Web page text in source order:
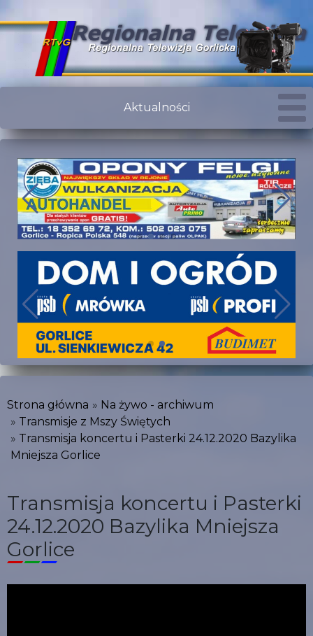
Aktualności
Strona główna
Na żywo - archiwum
Transmisje z Mszy Świętych
Transmisja koncertu i Pasterki 24.12.2020 Bazylika
Mniejsza Gorlice
Transmisja koncertu i Pasterki
24.12.2020 Bazylika Mniejsza
Gorlice